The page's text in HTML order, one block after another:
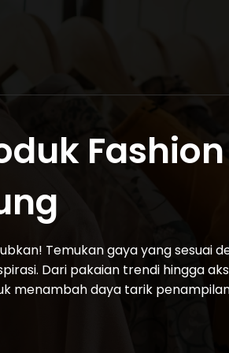
Fashion
Temukan gaya yang sesuai
Dari pakaian trendi hingga
menambah daya tarik